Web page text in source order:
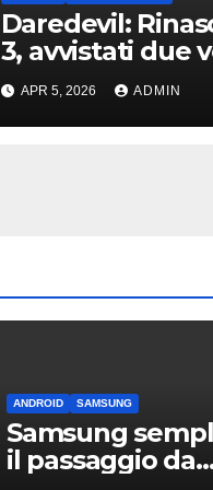
Daredevil:
3, avvistati due
noti sul set di
York
APR 5, 2026 ADMIN
ANDROID SAMSUNG
Samsung
il passaggio da